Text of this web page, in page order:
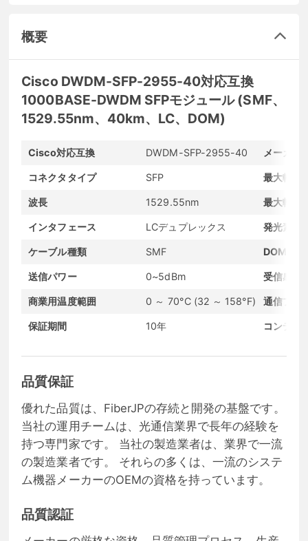
概要
Cisco DWDM-SFP-2955-40対応互換
1000BASE-DWDM SFPモジュール (SMF、
1529.55nm、40km、LC、DOM)
Cisco対応互換 DWDM-SFP-2955-40 メーカー
コネクタタイプ SFP 最大転送
波長 1529.55nm 最大転送
インタフェース LCデュプレックス 発光素子
ケーブル種類 SMF DOMサ
送信パワー 0~5dBm 受信感度
商業用温度範囲 0 ～ 70°C (32 ～ 158°F) 通信プロ
保証期間 10年 コンディ
品質保証
優れた品質は、FiberJPの存続と開発の基盤です。
当社の運用チームは、光通信業界で長年の経験を
持つ専門家です。 当社の製造業者は、業界で一流
の製造業者です。 それらの多くは、一流のシステ
ム機器メーカーのOEMの資格を持っています。
品質認証